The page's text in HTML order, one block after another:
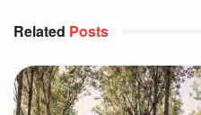
Related Posts